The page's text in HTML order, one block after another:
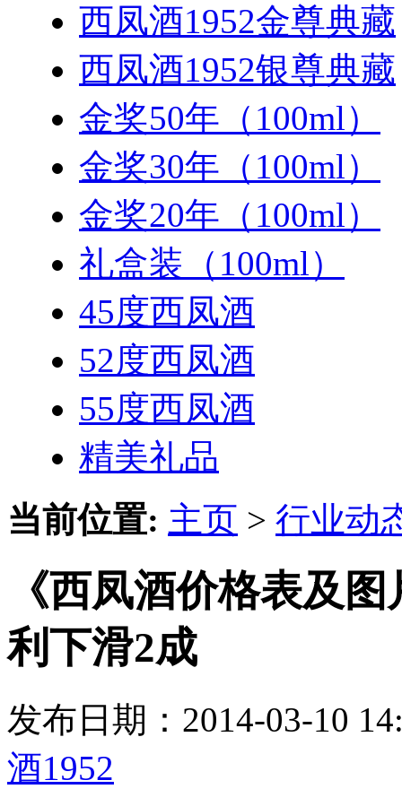
西凤酒1952金尊典藏
西凤酒1952银尊典藏
金奖50年（100ml）
金奖30年（100ml）
金奖20年（100ml）
礼盒装（100ml）
45度西凤酒
52度西凤酒
55度西凤酒
精美礼品
当前位置: 主页 > 行业动
《西凤酒价格表及
利下滑2成
发布日期：2014-03-10
酒1952